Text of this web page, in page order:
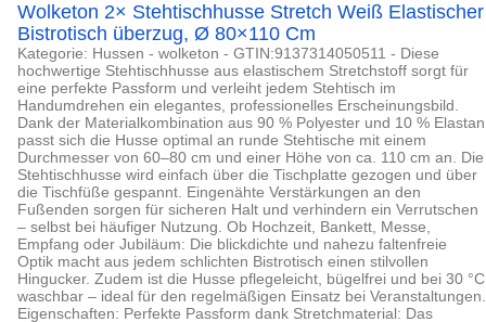
Wolketon 2× Stehtischhusse Stretch Weiß Elastischer
Bistrotisch überzug, Ø 80×110 Cm
Kategorie: Hussen - wolketon - GTIN:9137314050511 - Diese
hochwertige Stehtischhusse aus elastischem Stretchstoff sorgt für
eine perfekte Passform und verleiht jedem Stehtisch im
Handumdrehen ein elegantes, professionelles Erscheinungsbild.
Dank der Materialkombination aus 90 % Polyester und 10 % Elastan
passt sich die Husse optimal an runde Stehtische mit einem
Durchmesser von 60–80 cm und einer Höhe von ca. 110 cm an. Die
Stehtischhusse wird einfach über die Tischplatte gezogen und über
die Tischfüße gespannt. Eingenähte Verstärkungen an den
Fußenden sorgen für sicheren Halt und verhindern ein Verrutschen
– selbst bei häufiger Nutzung. Ob Hochzeit, Bankett, Messe,
Empfang oder Jubiläum: Die blickdichte und nahezu faltenfreie
Optik macht aus jedem schlichten Bistrotisch einen stilvollen
Hingucker. Zudem ist die Husse pflegeleicht, bügelfrei und bei 30 °C
waschbar – ideal für den regelmäßigen Einsatz bei Veranstaltungen.
Eigenschaften: Perfekte Passform dank Stretchmaterial: Das